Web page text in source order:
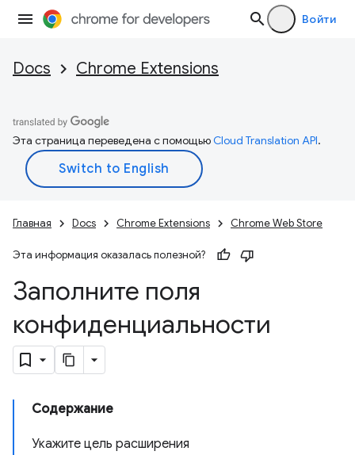
Войти
Docs Chrome Extensions
Эта страница переведена с помощьюCloud Translation API.
Главная Docs Chrome Extensions Chrome Web Store
Эта информация оказалась полезной?
Заполните поля
конфиденциальности
Содержание
Укажите цель расширения